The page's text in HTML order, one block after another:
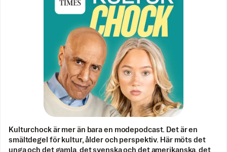
Kulturchock är mer än bara en modepodcast. Det är en
smältdegel för kultur, ålder och perspektiv. Här möts det
unga och det gamla, det svenska och det amerikanska, det